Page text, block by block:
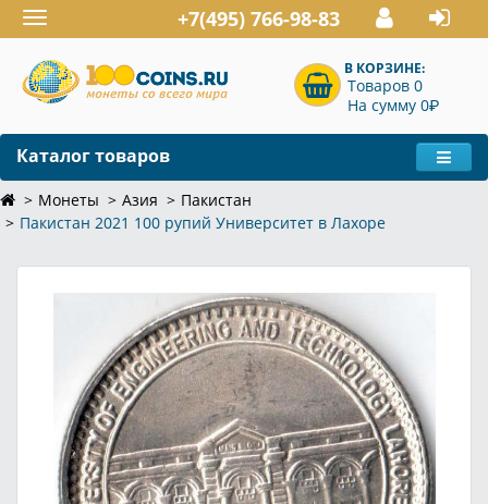
Toggle
navigation
+7(495) 766-98-83
В КОРЗИНЕ:
Товаров 0
На сумму 0P
Каталог товаров
Монеты Азия
Пакистан
Пакистан 2021 100 рупий Университет в Лахоре